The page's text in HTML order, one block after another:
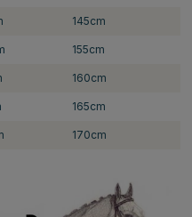
145cm
155cm
160cm
165cm
170cm